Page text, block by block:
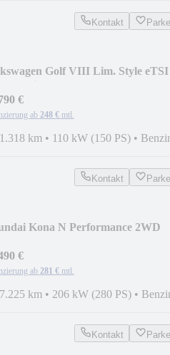
Kontakt
Golf VIII Lim. Style eTSI
€
ab 248 € mtl.
km • 110 kW (150 PS) •
Kontakt
Kona N Performance 2WD
€
ab 281 € mtl.
km • 206 kW (280 PS) •
Kontakt